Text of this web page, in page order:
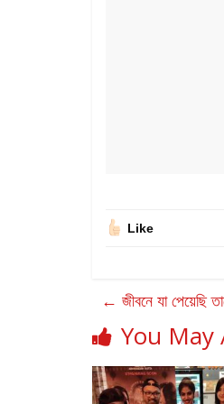
Like
← জীবনে যা পেয়েছি
You May